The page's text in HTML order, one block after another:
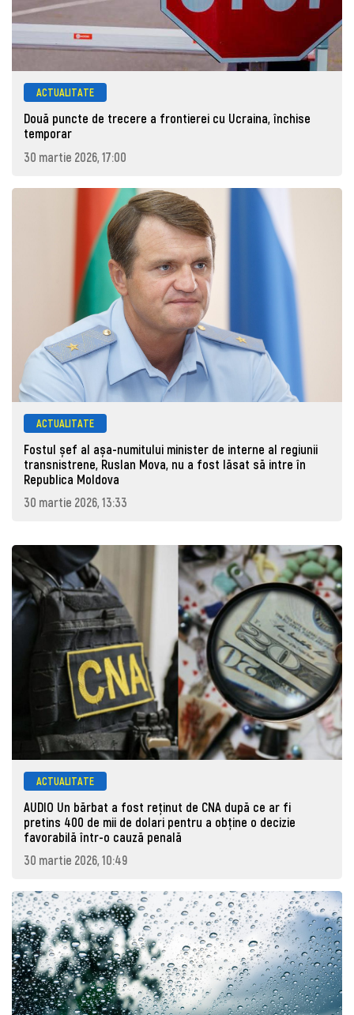
ACTUALITATE
Două puncte de trecere a frontierei cu Ucraina, închise
temporar
30 martie 2026, 17:00
ACTUALITATE
Fostul șef al așa-numitului minister de interne al regiunii
transnistrene, Ruslan Mova, nu a fost lăsat să intre în
Republica Moldova
30 martie 2026, 13:33
ACTUALITATE
AUDIO Un bărbat a fost reținut de CNA după ce ar fi
pretins 400 de mii de dolari pentru a obține o decizie
favorabilă într-o cauză penală
30 martie 2026, 10:49